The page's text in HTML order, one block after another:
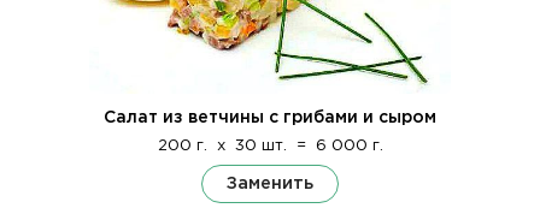
Салат из ветчины с грибами и сыром
200 г. x 30 шт. = 6 000 г.
Заменить